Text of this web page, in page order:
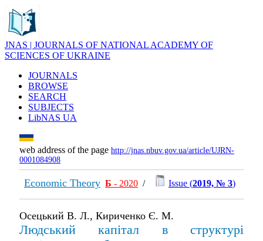
JNAS | JOURNALS OF NATIONAL ACADEMY OF
SCIENCES OF UKRAINE
JOURNALS
BROWSE
SEARCH
SUBJECTS
LibNAS UA
web address of the page http://jnas.nbuv.gov.ua/article/UJRN-
0001084908
Economic Theory Б - 2020 / Issue (2019, № 3)
Осецький В. Л., Кириченко Є. М.
Людський капітал в структурі